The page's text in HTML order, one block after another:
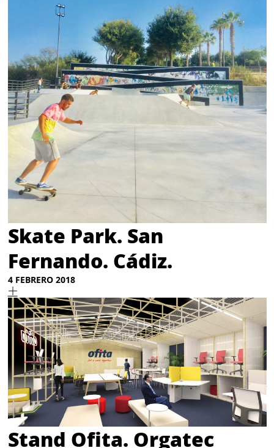
Skate Park. San
Fernando. Cádiz.
4 FEBRERO 2018
Stand Ofita. Orgatec